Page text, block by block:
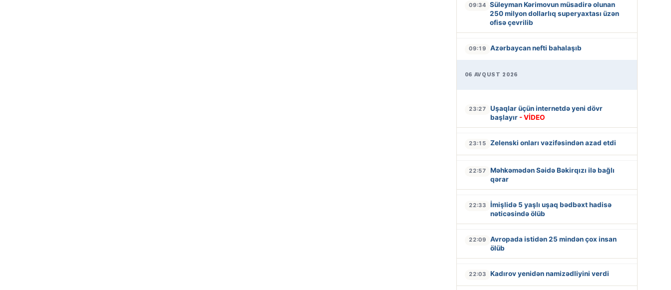
09:34 Süleyman Kərimovun müsadirə olunan
250 milyon dollarlıq superyaxtası üzən
ofisə çevrilib
09:19 Azərbaycan nefti bahalaşıb
06 AVQUST 2026
23:27
Uşaqlar üçün internetdə yeni dövr
başlayır - VİDEO
23:15 Zelenski onları vəzifəsindən azad etdi
22:57
Məhkəmədən Səidə Bəkirqızı ilə bağlı
qərar
22:33
İmişlidə 5 yaşlı uşaq bədbəxt hadisə
nəticəsində ölüb
22:09
Avropada istidən 25 mindən çox insan
ölüb
22:03 Kadırov yenidən namizədliyini verdi